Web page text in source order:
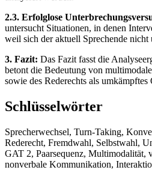
2.3. Erfolglose
untersucht Situationen, in denen
weil sich der aktuell Sprechende nicht
3. Fazit: Das Fazit fasst die
betont die Bedeutung von
sowie des Rederechts als
Schlüsselwörter
Sprecherwechsel, Turn-Taking,
Rederecht, Fremdwahl, Selbstwahl,
GAT 2, Paarsequenz, Multimodalität,
nonverbale Kommunikation,